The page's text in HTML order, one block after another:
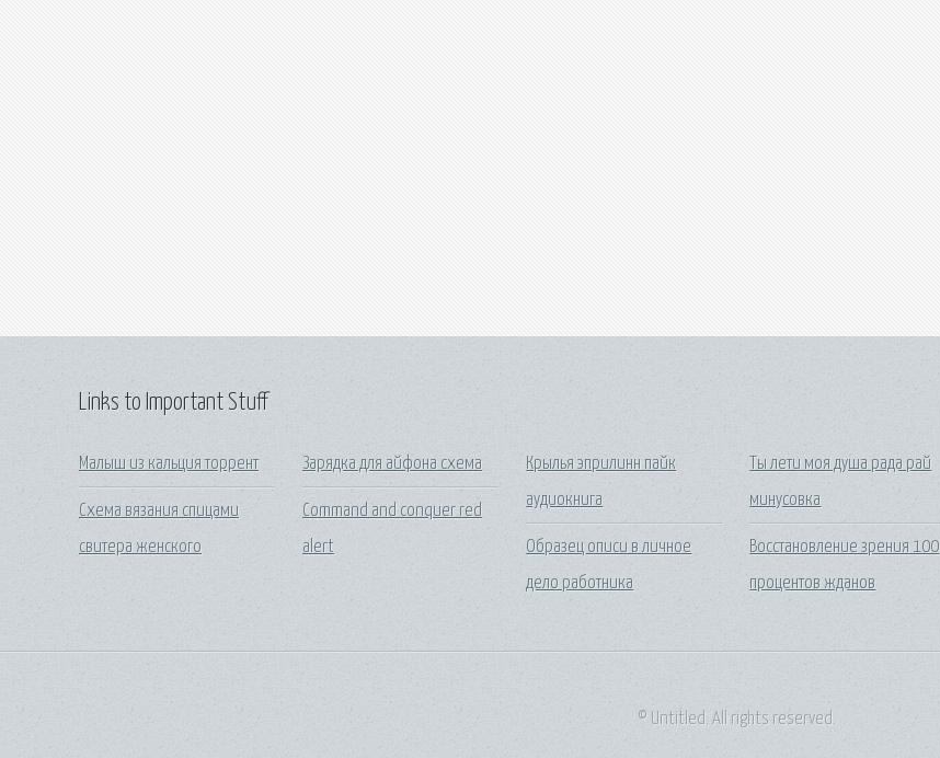
Links to Important Stuff
Малыш из кальция торрент
Схема вязания спицами
свитера женского
Зарядка для айфона схема
Command and conquer red
alert
Крылья эприлинн пайк
аудиокнига
Образец описи в личное
дело работника
Ты лети моя душа рада рай
минусовка
Восстановление зрения 100
процентов жданов
© Untitled. All rights reserved.